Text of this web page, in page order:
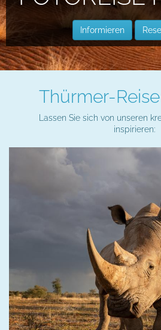
Informieren
Thürmer-
Lassen Sie sich von unseren
inspirieren: